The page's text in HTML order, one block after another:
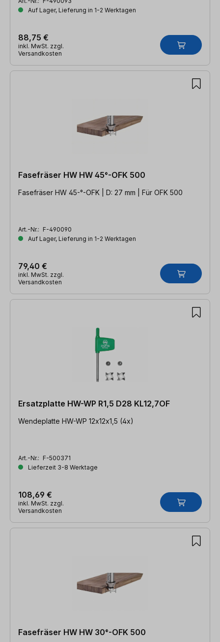
Auf Lager, Lieferung in 1-2 Werktagen
88,75 €
inkl. MwSt. zzgl.
Versandkosten
Fasefräser HW HW 45°-OFK 500
Fasefräser HW 45-°-OFK | D: 27 mm | Für OFK 500
Art.-Nr.: F-490090
Auf Lager, Lieferung in 1-2 Werktagen
79,40 €
inkl. MwSt. zzgl.
Versandkosten
Ersatzplatte HW-WP R1,5 D28 KL12,7OF
Wendeplatte HW-WP 12x12x1,5 (4x)
Art.-Nr.: F-500371
Lieferzeit 3-8 Werktage
108,69 €
inkl. MwSt. zzgl.
Versandkosten
Fasefräser HW HW 30°-OFK 500